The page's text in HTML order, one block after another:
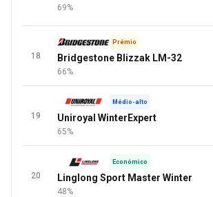
69%
18
Prémio
Bridgestone Blizzak LM-32
66%
19
Médio-alto
Uniroyal WinterExpert
65%
20
Económico
Linglong Sport Master Winter
48%